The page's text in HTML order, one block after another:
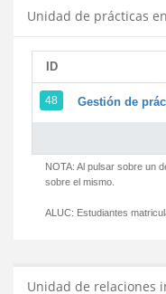
Unidad de prácticas
ID
48 Gestión de
NOTA: Al pulsar sobre un
sobre el mismo.
ALUC: Estudiantes
Unidad de relaciones